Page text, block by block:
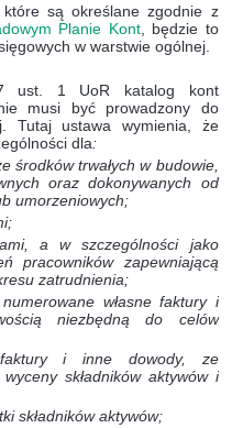
są określane zgodnie z
Planie Kont, będzie to
w warstwie ogólnej.
ust. 1 UoR
katalog kont
musi być prowadzony do
Tutaj ustawa wymienia, że
dla:
środków trwałych w budowie,
oraz dokonywanych od
umorzeniowych;
a w szczególności jako
pracowników zapewniającą
zatrudnienia;
własne faktury i
niezbędną do celów
i inne dowody, ze
składników aktywów i
składników aktywów;